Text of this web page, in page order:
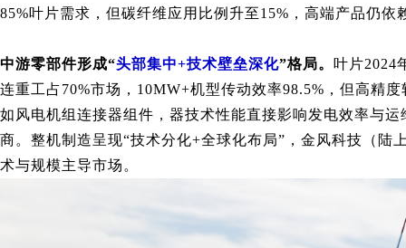
85%叶片需求，但碳纤维应用比例升至15%，高端产品仍依
中游零部件形成“头部集中+技术壁垒深化”格局。 叶片2024
连重工占70%市场，10MW+机型传动效率98.5%，但高精
如风电机组连接器组件，器技术性能直接影响发电效率与
商。 整机制造呈现“技术分化+全球化布局” ， 金风科技（陆
术与规模主导市场。